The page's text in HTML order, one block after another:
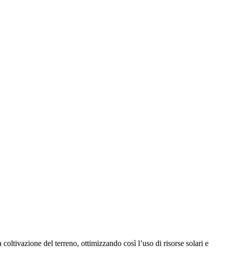
del terreno, ottimizzando così l’uso di risorse solari e